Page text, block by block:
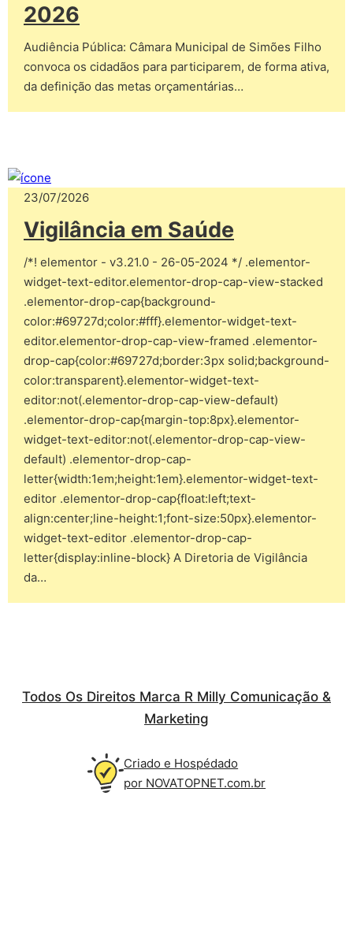
2026
Audiência Pública: Câmara Municipal de Simões Filho
convoca os cidadãos para participarem, de forma ativa,
da definição das metas orçamentárias…
23/07/2026
Vigilância em Saúde
/*! elementor - v3.21.0 - 26-05-2024 */ .elementor-
widget-text-editor.elementor-drop-cap-view-stacked
.elementor-drop-cap{background-
color:#69727d;color:#fff}.elementor-widget-text-
editor.elementor-drop-cap-view-framed .elementor-
drop-cap{color:#69727d;border:3px solid;background-
color:transparent}.elementor-widget-text-
editor:not(.elementor-drop-cap-view-default)
.elementor-drop-cap{margin-top:8px}.elementor-
widget-text-editor:not(.elementor-drop-cap-view-
default) .elementor-drop-cap-
letter{width:1em;height:1em}.elementor-widget-text-
editor .elementor-drop-cap{float:left;text-
align:center;line-height:1;font-size:50px}.elementor-
widget-text-editor .elementor-drop-cap-
letter{display:inline-block} A Diretoria de Vigilância
da…
Todos Os Direitos Marca R Milly Comunicação &
Marketing
Criado e Hospédado
por NOVATOPNET.com.br